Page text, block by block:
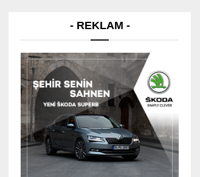
- REKLAM -